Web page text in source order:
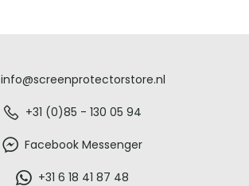
info@screenprotectorstore.nl
+31 (0)85 - 130 05 94
Facebook Messenger
+31 6 18 41 87 48